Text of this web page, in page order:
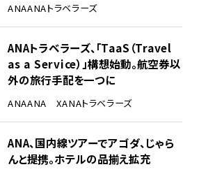
ANAANAトラベラーズ
ANAトラベラーズ、「TaaS（Travel
as a Service）」構想始動。航空券以
外の旅行手配を一つに
ANAANA XANAトラベラーズ
ANA、国内線ツアーでアゴダ、じゃら
んと提携。ホテルの品揃え拡充